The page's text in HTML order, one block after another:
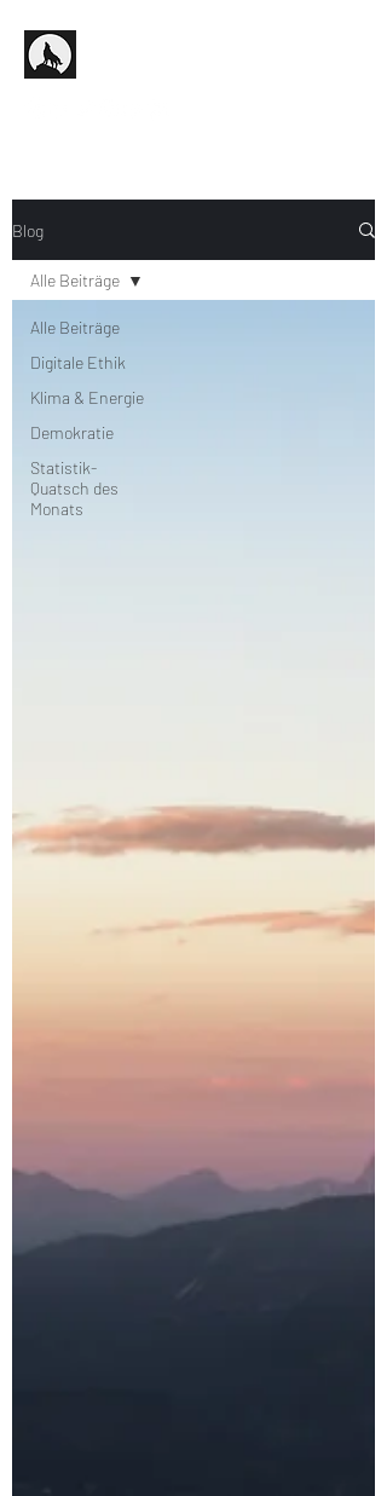
Blog
Alle Beiträge
Digitale Ethik
Klima & Energie
Demokratie
Statistik-
Quatsch des
Monats
Alle Beiträge